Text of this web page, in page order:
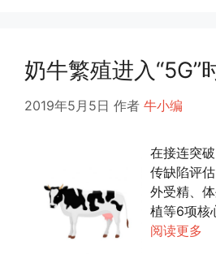
奶牛繁殖进入“5G”
2019年5月5日 作者 牛小编
在接连突
传缺陷评
外受精、
植等6项核
阅读更多